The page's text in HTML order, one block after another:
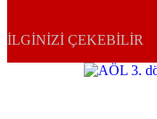
İLGINIZI ÇEKEBILIR